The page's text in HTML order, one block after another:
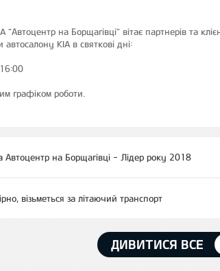
"Автоцентр на Борщагівці" вітає партнерів та
KIA в святкові дні:
графіком роботи.
Автоцентр на Борщагівці - Лідер року 2018
візьметься за літаючий транспорт
ДИВИТИСЯ ВСЕ